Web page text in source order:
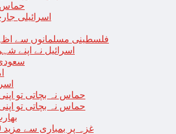
حماس کے حملوں
اسرائیلی
فلسطینی مسلمانوں سے
اسرائیل نے اپنے
حماس نہ بچاتی تو
حماس نہ بچاتی تو
بھارت
غزہ پر بمباری سے مزید 250 شہید ، رملہ میں خاتون فلسطینی سیاستدان گرفتار